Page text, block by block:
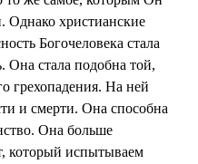
Однако христианские
Богочеловека стала
Она стала подобна той,
грехопадения. На ней
и смерти. Она способна
Она больше
который испытываем